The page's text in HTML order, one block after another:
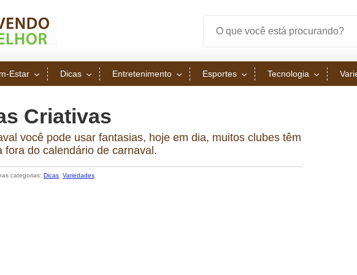
Estar Dicas Entretenimento Esportes Tecnologia
Criativas
você pode usar fantasias, hoje em dia, muitos clubes têm
fora do calendário de carnaval.
categorias: Dicas Variedades